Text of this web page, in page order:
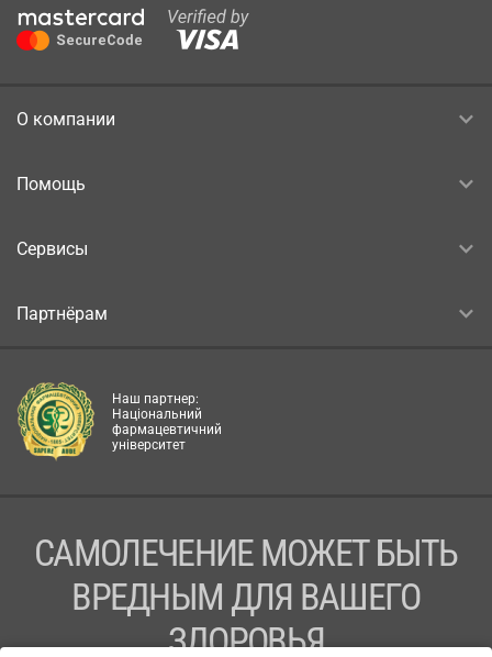
О компании
Помощь
Сервисы
Партнёрам
Наш партнер:
Національний
фармацевтичний
університет
САМОЛЕЧЕНИЕ МОЖЕТ БЫТЬ
ВРЕДНЫМ ДЛЯ ВАШЕГО
ЗДОРОВЬЯ